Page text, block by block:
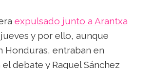
expulsado junto a Arantxa
y por ello, aunque
Honduras, entraban en
debate y Raquel Sánchez